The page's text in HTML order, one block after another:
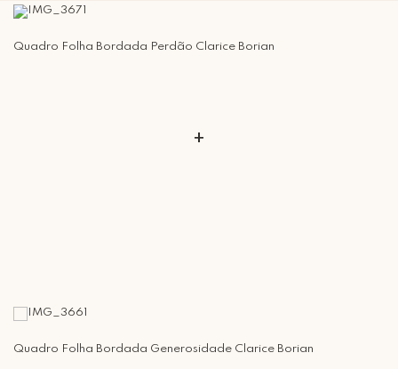
Quadro Folha Bordada Perdão Clarice Borian
+
Quadro Folha Bordada Generosidade Clarice Borian